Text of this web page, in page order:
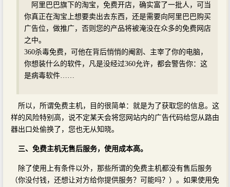
阿里巴巴旗下的淘宝，免费开店，确实富了一批人，可当
你真正在淘宝上想要卖出去东西，还是需要向阿里巴巴购买
广告位，做推广，否则您的产品将被淹没在众多的免费网店
之中。
360杀毒免费，可他在背后悄悄的阉割、主宰了你的电脑，
你想装什么的软件，凡是没经过360允许，都会警告你：这
是病毒软件……
所以，所谓免费主机，目的很简单：就是为了获取您的信息。这
样的风险特别高，说不定某天会将您网站内的广告代码给您从路由
器出口处偷换了，您也无从知晓。
三、免费主机无售后服务，使用成本高。
除了使用上有条件以外，那些所谓的免费主机都没有售后服务
（你没付钱，还想让对方给你提供服务？可能吗？）。如果使用免